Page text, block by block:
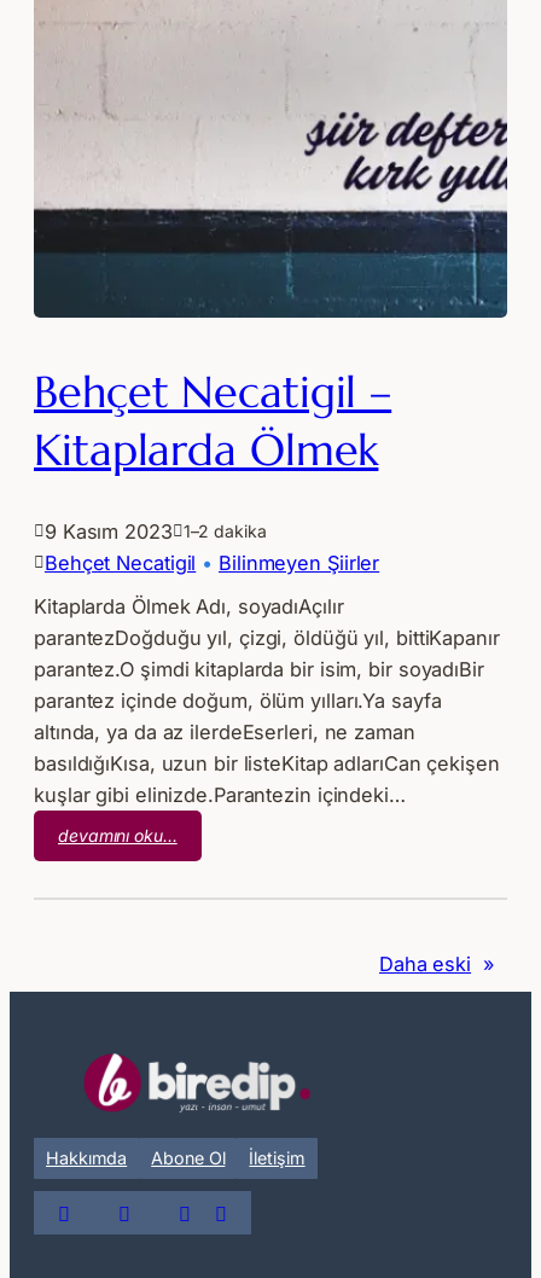
Behçet Necatigil –
Kitaplarda Ölmek
9 Kasım 2023 1–2 dakika
Behçet Necatigil • Bilinmeyen Şiirler
Kitaplarda Ölmek Adı, soyadıAçılır
parantezDoğduğu yıl, çizgi, öldüğü yıl, bittiKapanır
parantez.O şimdi kitaplarda bir isim, bir soyadıBir
parantez içinde doğum, ölüm yılları.Ya sayfa
altında, ya da az ilerdeEserleri, ne zaman
basıldığıKısa, uzun bir listeKitap adlarıCan çekişen
kuşlar gibi elinizde.Parantezin içindeki…
devamını oku…
Behçet
Daha eski »
Hakkımda Abone Ol İletişim